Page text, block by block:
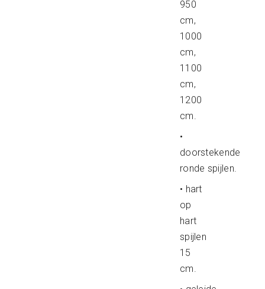
950
cm,
1000
cm,
1100
cm,
1200
cm.
•
doorstekende
ronde spijlen.
• hart
op
hart
spijlen
15
cm.